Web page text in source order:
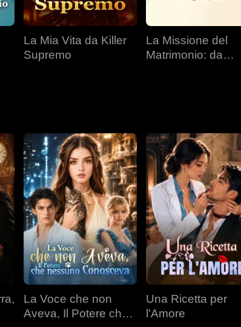
La Mia Vita da Killer
Supremo
La Missione del
Matrimonio: da
La Voce che non
Aveva, Il Potere che
Una Ricetta per
l'Amore